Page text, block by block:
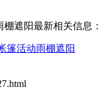
遮阳最新相关信息：
篷活动雨棚遮阳